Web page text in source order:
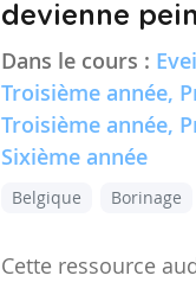
devienne
Dans le cours :
Troisième année,
Troisième année,
Sixième année
Belgique Borinage
Cette ressource